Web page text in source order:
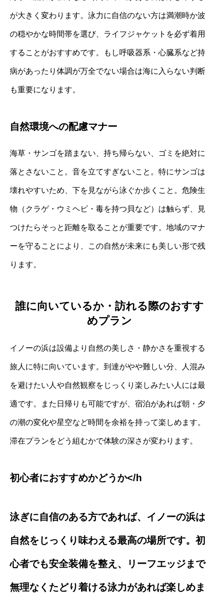
が大きく変わります。泳力に自信のない方は満潮時か波
の穏やかな時間帯を選び、ライフジャケットを必ず着用
することがおすすめです。もし呼吸器系・心臓系など持
病があったり体調が万全でない場合は海に入らない判断
も重要になります。
自然環境への配慮マナー
海草・サンゴを踏まない、持ち帰らない、ゴミを絶対に
落とさないこと。音を立てすぎないこと。特にサンゴは
壊れやすいため、下を見ながら泳ぐか歩くこと。危険生
物（クラゲ・ウミヘビ・毒を持つ貝など）は触らず、見
つけたらそっと距離を取ることが重要です。地域のマナ
ーを守ることにより、この自然が未来にも美しい形で残
ります。
誰に向いているか・訪れる際のおすす
めプラン
イノーの浜は設備より自然の美しさ・静かさを重視する
旅人に特に向いています。到達がやや難しい分、人混み
を避けたい人や自然観察をじっくり楽しみたい人には最
適です。また日帰りも可能ですが、宿泊があれば朝・夕
の潮の変化や星空など時間を余裕を持って楽しめます。
滞在プランをどう組むかで体験の深さが変わります。
初心者におすすめかどうか</h
泳ぎに自信のある方であれば、イノーの浜は
自然をじっくり味わえる最高の場所です。初
心者でも安全装備を整え、リーフエッジまで
無理なくたどり着ける泳力があれば楽しめま